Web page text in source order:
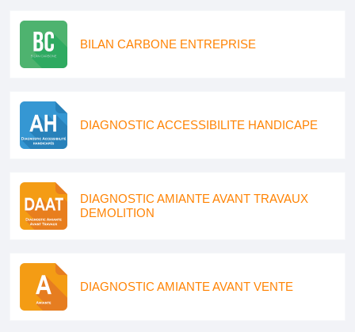
BILAN CARBONE ENTREPRISE
DIAGNOSTIC ACCESSIBILITE HANDICAPE
DIAGNOSTIC AMIANTE AVANT TRAVAUX
DEMOLITION
DIAGNOSTIC AMIANTE AVANT VENTE